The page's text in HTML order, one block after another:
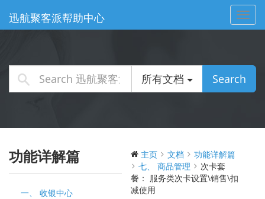
迅航聚客派帮助中心
所有文档 Search
功能详解篇
一、 收银中心
主页 文档
功能详解篇
七、 商品管理
次卡套
餐：​​ 服务类次卡设置\销售\扣
减使用